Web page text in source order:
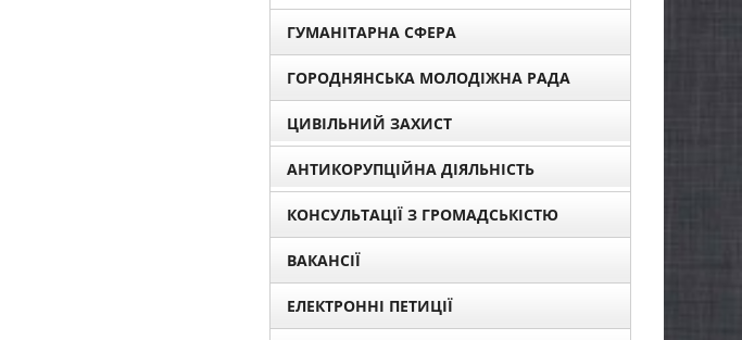
ГУМАНІТАРНА СФЕРА
ГОРОДНЯНСЬКА МОЛОДІЖНА РАДА
ЦИВІЛЬНИЙ ЗАХИСТ
АНТИКОРУПЦІЙНА ДІЯЛЬНІСТЬ
КОНСУЛЬТАЦІЇ З ГРОМАДСЬКІСТЮ
ВАКАНСІЇ
ЕЛЕКТРОННІ ПЕТИЦІЇ